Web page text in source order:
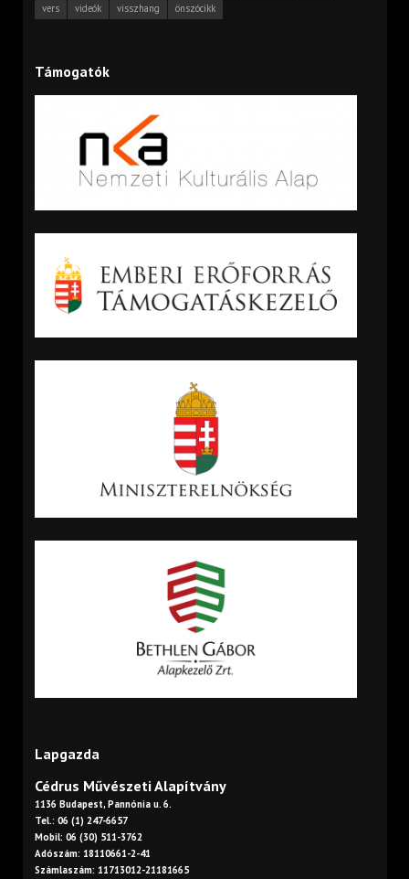
vers
videók visszhang önszócikk
Támogatók
Lapgazda
Cédrus Művészeti Alapítvány
1136 Budapest, Pannónia u. 6.
Tel.: 06 (1) 247-6657
Mobil: 06 (30) 511-3762
Adószám: 18110661-2-41
Számlaszám: 11713012-21181665